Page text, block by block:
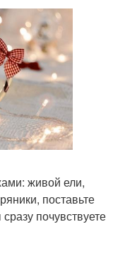
живой ели,
поставьте
почувствуете